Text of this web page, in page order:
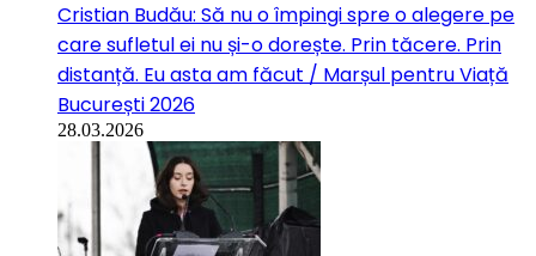
Cristian Budău: Să nu o împingi spre o alegere pe
care sufletul ei nu și-o dorește. Prin tăcere. Prin
distanță. Eu asta am făcut / Marșul pentru Viață
București 2026
28.03.2026